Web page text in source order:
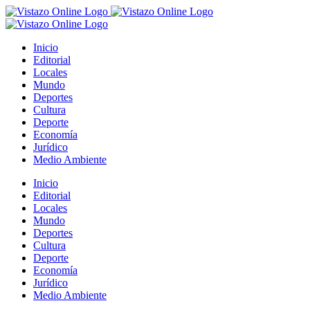
Saltar
al
Inicio
Editorial
Locales
Mundo
Deportes
Cultura
Deporte
Economía
Jurídico
Medio Ambiente
Inicio
Editorial
Locales
Mundo
Deportes
Cultura
Deporte
Economía
Jurídico
Medio Ambiente